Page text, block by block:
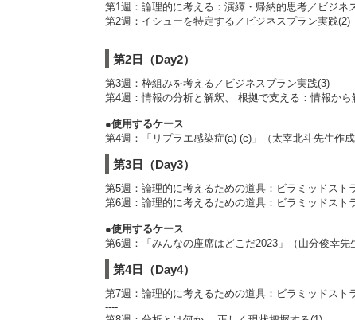
第1週：論理的に考える：演繹・帰納的思考／ビジネ
第2週：イシューを特定する／ビジネスプラン実践(2)
第2日（Day2）
第3週：枠組みを考える／ビジネスプラン実践(3)
第4週：情報の分析と解釈、 根拠で支える：情報か
●使用するケース
第4週：「リプラエ感染症(a)-(c)」（太宰北斗先生作成
第3日（Day3）
第5週：論理的に考えるための道具：ビラミッドス
第6週：論理的に考えるための道具：ビラミッドスト
●使用するケース
第6週：「みんなの座席はどこだ2023」（山分俊幸先
第4日（Day4）
第7週：論理的に考えるための道具：ビラミッドスト
----